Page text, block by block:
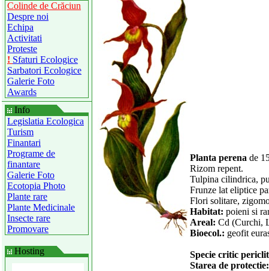
Colinde de Crăciun
Despre noi
Echipa
Activitati
Proteste
! Sfaturi Ecologice
Sarbatori Ecologice
Galerie Foto
Awards
Info
Legislatia Ecologica
Turism
Finantari
Programe de
finantare
Galerie Foto
Ecotopia Photo
Plante rare
Plante Medicinale
Insecte rare
Promovare
Hosting
Planta perena de
Rizom repent.
Tulpina cilindrica,
Frunze lat eliptice
Flori solitare,
Habitat: poieni si
Areal: Cd (Curchi,
Bioecol.: geofit
Specie critic
Starea de